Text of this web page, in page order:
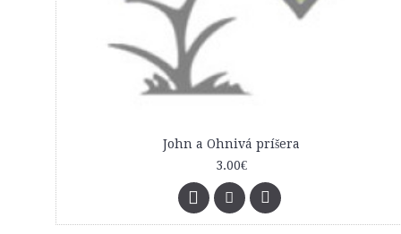
John a Ohnivá príšera
3.00€